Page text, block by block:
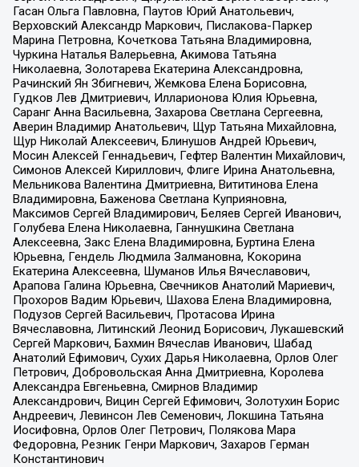
Гасан Ольга Павловна, Паутов Юрий Анатольевич,
Верховский Александр Маркович, Пислакова-Паркер
Марина Петровна, Кочеткова Татьяна Владимировна,
Чуркина Наталья Валерьевна, Акимова Татьяна
Николаевна, Золотарева Екатерина Александровна,
Рачинский Ян Збигневич, Жемкова Елена Борисовна,
Гудков Лев Дмитриевич, Илларионова Юлия Юрьевна,
Саранг Анна Васильевна, Захарова Светлана Сергеевна,
Аверин Владимир Анатольевич, Щур Татьяна Михайловна,
Щур Николай Алексеевич, Блинушов Андрей Юрьевич,
Мосин Алексей Геннадьевич, Гефтер Валентин Михайлович,
Симонов Алексей Кириллович, Флиге Ирина Анатольевна,
Мельникова Валентина Дмитриевна, Вититинова Елена
Владимировна, Баженова Светлана Куприяновна,
Максимов Сергей Владимирович, Беляев Сергей Иванович,
Голубева Елена Николаевна, Ганнушкина Светлана
Алексеевна, Закс Елена Владимировна, Буртина Елена
Юрьевна, Гендель Людмила Залмановна, Кокорина
Екатерина Алексеевна, Шуманов Илья Вячеславович,
Арапова Галина Юрьевна, Свечников Анатолий Мариевич,
Прохоров Вадим Юрьевич, Шахова Елена Владимировна,
Подузов Сергей Васильевич, Протасова Ирина
Вячеславовна, Литинский Леонид Борисович, Лукашевский
Сергей Маркович, Бахмин Вячеслав Иванович, Шабад
Анатолий Ефимович, Сухих Дарья Николаевна, Орлов Олег
Петрович, Добровольская Анна Дмитриевна, Королева
Александра Евгеньевна, Смирнов Владимир
Александрович, Вицин Сергей Ефимович, Золотухин Борис
Андреевич, Левинсон Лев Семенович, Локшина Татьяна
Иосифовна, Орлов Олег Петрович, Полякова Мара
Федоровна, Резник Генри Маркович, Захаров Герман
Константинович